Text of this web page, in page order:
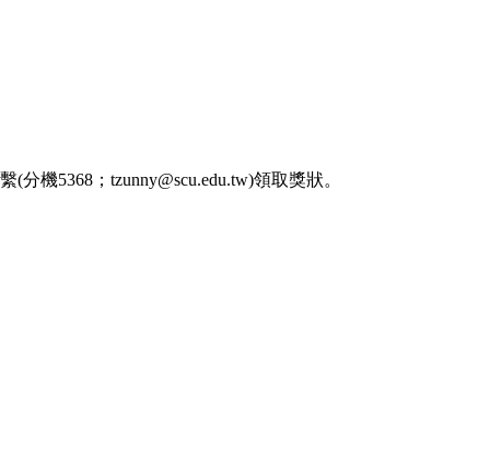
機5368；tzunny@scu.edu.tw)領取獎狀。